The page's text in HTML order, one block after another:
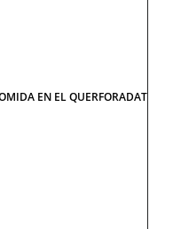
EN EL QUERFORADAT